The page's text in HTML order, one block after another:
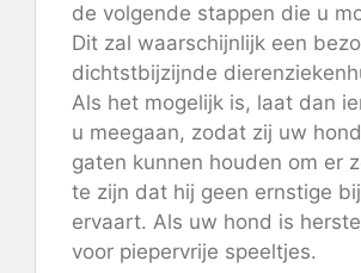
de volgende stappen die u
Dit zal waarschijnlijk een
dichtstbijzijnde
Als het mogelijk is, laat dan
u meegaan, zodat zij uw
gaten kunnen houden om er
te zijn dat hij geen ernstige
ervaart. Als uw hond is
voor piepervrije speeltjes.